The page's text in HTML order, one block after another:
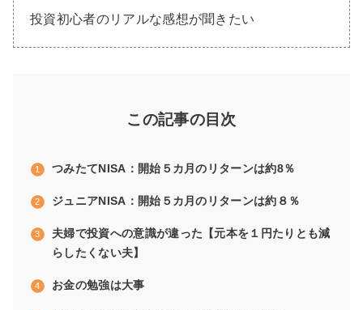
投資初心者のリアルな感想が聞きたい
この記事の目次
つみたてNISA：開始５カ月のリターンは約8％
ジュニアNISA：開始５カ月のリターンは約８％
夫婦で投資への意識が違った【元本を１円たりとも減
らしたくない夫】
お金の勉強は大事